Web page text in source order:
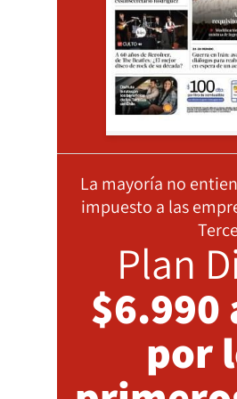
La mayoría no
impuesto a las
Plan
$6.990
por